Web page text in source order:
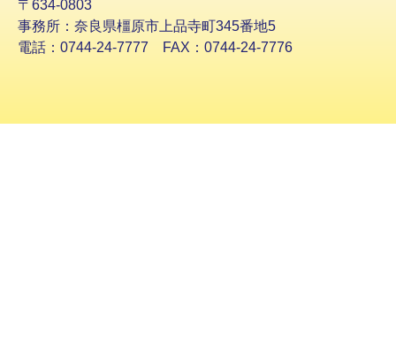
〒634-0803
事務所：奈良県橿原市上品寺町345番地5
電話：0744-24-7777 FAX：0744-24-7776